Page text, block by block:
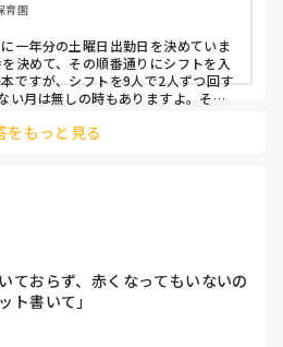
出勤が難しければ自身で代わりの
う
り入れることを考えています。
育園
一年分の土曜日出勤日を決めていま
決めて、その順番通りにシフトを入
ですが、シフトを9人で2人ずつ回す
い月は無しの時もありますよ。その
ます。
をもっと見る
ておらず、赤くなってもいないの
ト書いて」